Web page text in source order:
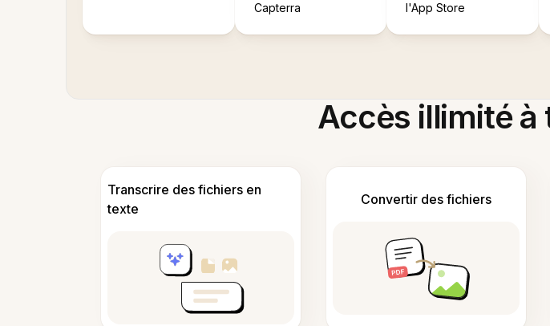
Capterra
l'App Store
Accès illimité
Transcrire des fichiers en
texte
Convertir des fichiers